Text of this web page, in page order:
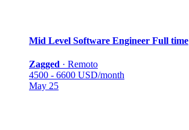
Mid Level Software Engineer Full time
Zagged · Remoto
4500 - 6600 USD/month
May 25